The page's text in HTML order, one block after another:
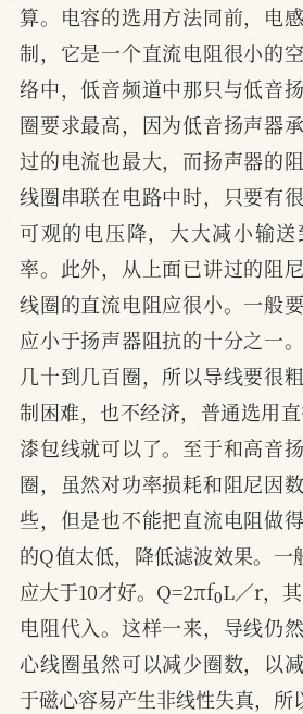
算。电容的选用方法同前，电
制，它是一个直流电阻很小的
络中，低音频道中那只与低音
圈要求最高，因为低音扬声器
过的电流也最大，而扬声器的
线圈串联在电路中时，只要有
可观的电压降，大大减小输
率。此外，从上面已讲过的阻
线圈的直流电阻应很小。一般
应小于扬声器阻抗的十分之一
几十到几百圈，所以导线要很
制困难，也不经济，普通选用
漆包线就可以了。至于和高音
圈，虽然对功率损耗和阻尼因
些，但是也不能把直流电阻做
的Q值太低，降低滤波效果。一
应大于10才好。Q=2πf0L／r，
电阻代入。这样一来，导线仍
心线圈虽然可以减少圈数，以
于磁心容易产生非线性失真，所